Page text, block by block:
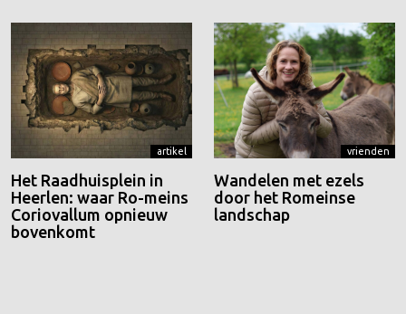
artikel
Het Raadhuisplein in
Heerlen: waar Ro-meins
Coriovallum opnieuw
bovenkomt
vrienden
Wandelen met ezels
door het Romeinse
landschap